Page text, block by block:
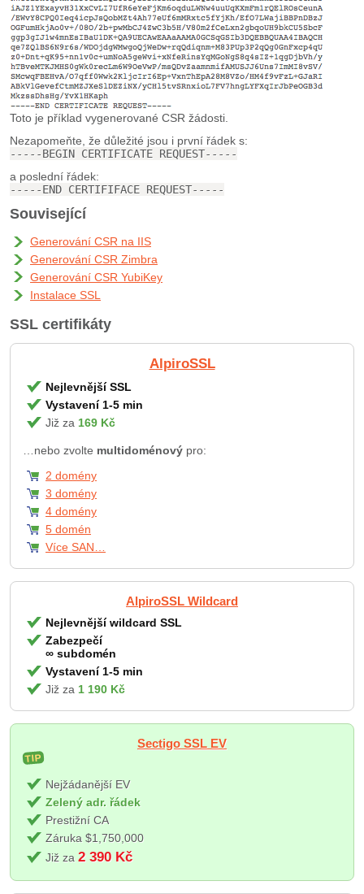
Toto je příklad vygenerované CSR žádosti.
Nezapomeňte, že důležité jsou i první řádek s:
-----BEGIN CERTIFICATE REQUEST-----
a poslední řádek:
-----END CERTIFIFACE REQUEST-----
Související
Generování CSR na IIS
Generování CSR Zimbra
Generování CSR YubiKey
Instalace SSL
SSL certifikáty
AlpiroSSL
Nejlevnější SSL
Vystavení 1-5 min
Již za 169 Kč
…nebo zvolte multidoménový pro:
2 domény
3 domény
4 domény
5 domén
Více SAN…
AlpiroSSL Wildcard
Nejlevnější wildcard SSL
Zabezpečí
∞ subdomén
Vystavení 1-5 min
Již za 1 190 Kč
Sectigo SSL EV
TIP
Nejžádanější EV
Zelený adr. řádek
Prestižní CA
Záruka $1,750,000
Již za 2 390 Kč